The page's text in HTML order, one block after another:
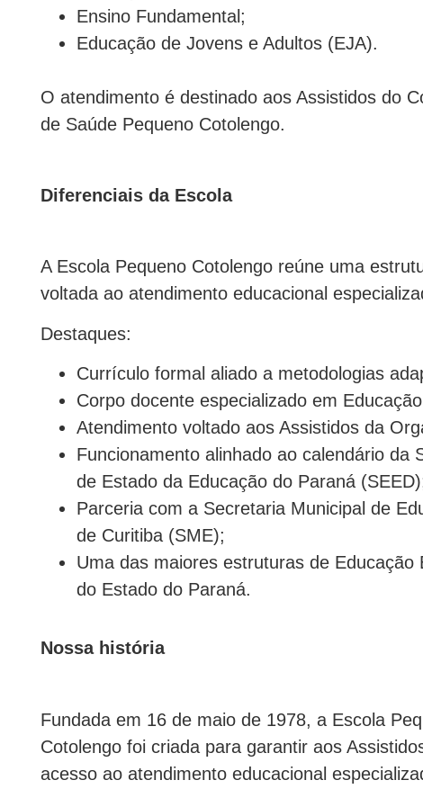
Ensino Fundamental;
Educação de Jovens e Adultos (EJA).
O atendimento é destinado aos Assistidos do
de Saúde Pequeno Cotolengo.
Diferenciais da Escola
A Escola Pequeno Cotolengo reúne uma
voltada ao atendimento educacional
Destaques:
Currículo formal aliado a metodologias
Corpo docente especializado em
Atendimento voltado aos Assistidos da
Funcionamento alinhado ao calendário da
de Estado da Educação do Paraná
Parceria com a Secretaria Municipal de
de Curitiba (SME);
Uma das maiores estruturas de Educação
do Estado do Paraná.
Nossa história
Fundada em 16 de maio de 1978, a Escola
Cotolengo foi criada para garantir aos
acesso ao atendimento educacional